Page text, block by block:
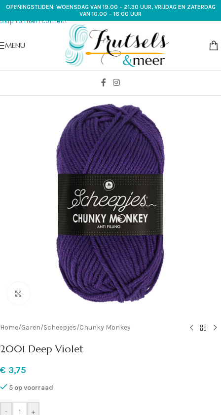
Skip to navigation
Skip to main content
OPENINGSTIJDEN: WOENSDAG VAN 19.00 – 21.30 UUR, VRIJDAG EN ZATERDAG
VAN 10.00 – 16.00 UUR
MENU
Klik om te vergroten
Home/Garen/Scheepjes/Chunky Monkey
2001 Deep Violet
€ 3,75
5 op voorraad
- +